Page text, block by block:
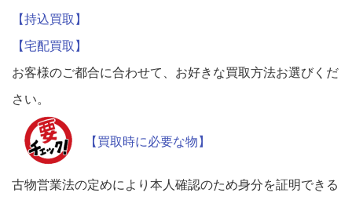
【持込買取】
【宅配買取】
お客様のご都合に合わせて、お好きな買取方法お選びくだ
さい。
【買取時に必要な物】
古物営業法の定めにより本人確認のため身分を証明できる